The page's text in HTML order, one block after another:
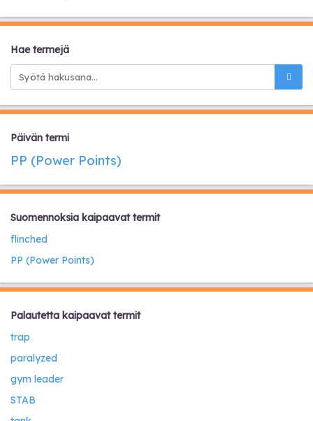
Hae termejä
Hae termejä
Päivän termi
PP (Power Points)
Suomennoksia kaipaavat termit
flinched
PP (Power Points)
Palautetta kaipaavat termit
trap
paralyzed
gym leader
STAB